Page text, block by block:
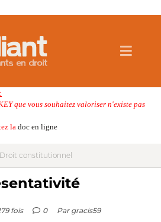
que vous souhaitez valoriser n'existe pas
la doc en ligne
Droit constitutionnel
fois 0 Par gracis59